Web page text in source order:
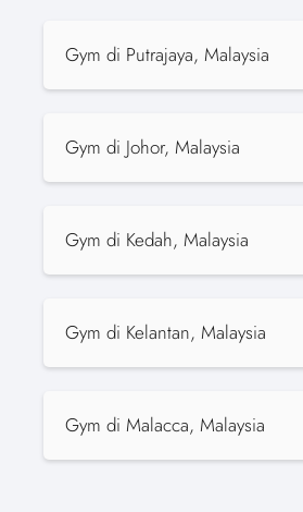
Gym di Putrajaya, Malaysia
Gym di Johor, Malaysia
Gym di Kedah, Malaysia
Gym di Kelantan, Malaysia
Gym di Malacca, Malaysia